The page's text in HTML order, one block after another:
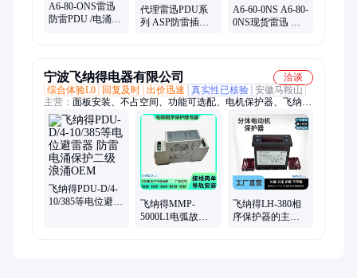
A6-80-ONS雷迅
防雷PDU /电涌保
代理雷迅PDU系
列 ASP防雷插座
A6-60-0NS A6-80-
0NS现货雷迅 机
宁波飞纳得电器有限公司
洽谈
综合体验L0
回复及时 出价迅速 真实性已核验 安徽马鞍山
主营： 面板安装、不占空间、功能可选配、电机保护器、飞纳得
d系列、飞纳得dxxz系列、相序保护继电器、电梯专用保护器、
浪涌保护器、电涌保护器、避雷器、防雷器、电动机保护器、马
达保护器、马达控制器、缺相保护器、相序保护器、相序继电
器、电压表、电流表
飞纳得PDU-D/4-
10/385等电位避雷
飞纳得MMP-
5000L1电弧故障
飞纳得LH-380相
序保护器的主要